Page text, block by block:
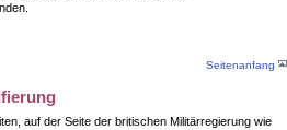
Seitenanfang
auf der Seite der britischen Militärregierung wie